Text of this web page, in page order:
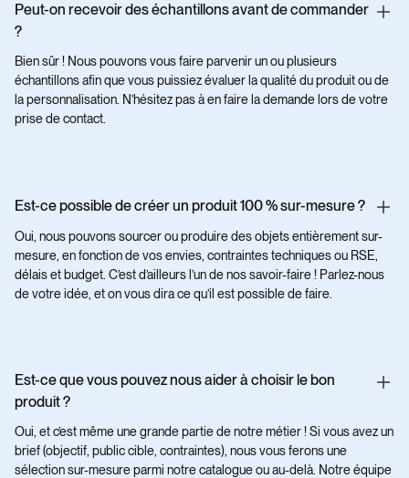
Peut-on recevoir des échantillons avant de commander
?
Bien sûr ! Nous pouvons vous faire parvenir un ou plusieurs
échantillons afin que vous puissiez évaluer la qualité du produit ou de
la personnalisation. N’hésitez pas à en faire la demande lors de votre
prise de contact.
Est-ce possible de créer un produit 100 % sur-mesure ?
Oui, nous pouvons sourcer ou produire des objets entièrement sur-
mesure, en fonction de vos envies, contraintes techniques ou RSE,
délais et budget. C’est d’ailleurs l’un de nos savoir-faire ! Parlez-nous
de votre idée, et on vous dira ce qu’il est possible de faire.
Est-ce que vous pouvez nous aider à choisir le bon
produit ?
Oui, et c’est même une grande partie de notre métier ! Si vous avez un
brief (objectif, public cible, contraintes), nous vous ferons une
sélection sur-mesure parmi notre catalogue ou au-delà. Notre équipe